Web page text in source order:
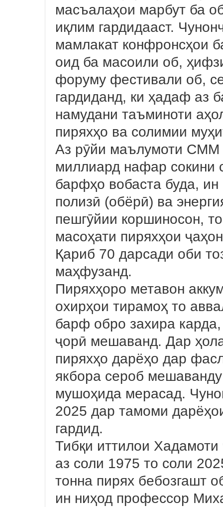
масъалаҳои марбут ба
иқлим гардидааст.
мамлакат конфронсҳои
оид ба масоили об,
форуму фестивали об,
гардиданд, ки ҳадаф аз
намудани таъминоти
пиряхҳо ва солимии
Аз рӯйи маълумоти СММ
миллиард нафар сокини
барфҳо вобаста буда,
полизӣ (обёрӣ) ва
пешгӯйии коршиносон,
масоҳати пиряхҳои
Қариб 70 дарсади оби
маҳфузанд.
Пиряхҳоро метавон
охирҳои тирамоҳ то
барф обро захира
ҷорӣ мешаванд. Дар
пиряхҳо дарёҳо дар
якбора сероб
мушоҳида мерасад.
2025 дар тамоми
гардид.
Тибқи иттилои
аз соли 1975 то соли
тонна пирях бебозгашт
ин ниҳод профессор